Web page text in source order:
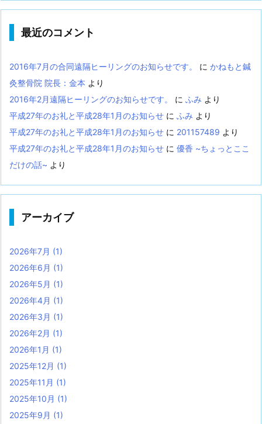
最近のコメント
2016年7月の合同遠隔ヒーリングのお知らせです。 に かねもと鍼
灸整骨院 院長：金本 より
2016年2月遠隔ヒーリングのお知らせです。
に ふみ より
平成27年のお礼と平成28年1月のお知らせ に ふみ より
平成27年のお礼と平成28年1月のお知らせ に 201157489 より
平成27年のお礼と平成28年1月のお知らせ に 優香 ~ちょっとここ
だけの話~ より
アーカイブ
2026年7月 (1)
2026年6月 (1)
2026年5月 (1)
2026年4月 (1)
2026年3月 (1)
2026年2月 (1)
2026年1月 (1)
2025年12月 (1)
2025年11月 (1)
2025年10月 (1)
2025年9月 (1)